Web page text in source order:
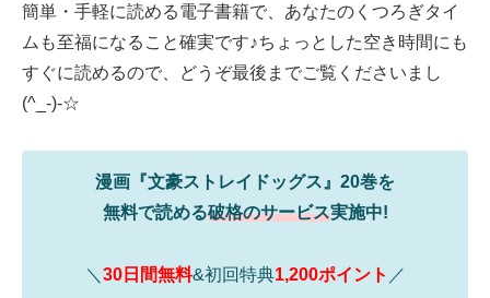
簡単・手軽に読める電子書籍で、あなたのくつろぎタイ
ムも至福になること確実です♪ちょっとした空き時間にも
すぐに読めるので、どうぞ最後までご覧くださいまし
(^_-)-☆
漫画『文豪ストレイドッグス』20巻を
無料で読める破格のサービス実施中!
＼ 30日間無料&初回特典1,200ポイント ／